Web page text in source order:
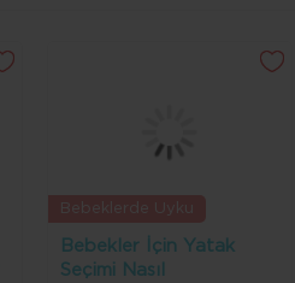
Bebekler İçin Yatak
Seçimi Nasıl